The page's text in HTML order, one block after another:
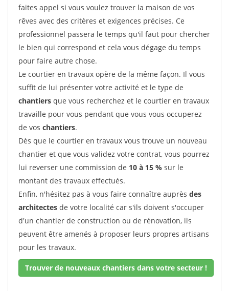
faites appel si vous voulez trouver la maison de vos
rêves avec des critères et exigences précises. Ce
professionnel passera le temps qu'il faut pour chercher
le bien qui correspond et cela vous dégage du temps
pour faire autre chose.
Le courtier en travaux opère de la même façon. Il vous
suffit de lui présenter votre activité et le type de
chantiers que vous recherchez et le courtier en travaux
travaille pour vous pendant que vous vous occuperez
de vos chantiers.
Dès que le courtier en travaux vous trouve un nouveau
chantier et que vous validez votre contrat, vous pourrez
lui reverser une commission de 10 à 15 % sur le
montant des travaux effectués.
Enfin, n'hésitez pas à vous faire connaître auprès des
architectes de votre localité car s'ils doivent s'occuper
d'un chantier de construction ou de rénovation, ils
peuvent être amenés à proposer leurs propres artisans
pour les travaux.
Trouver de nouveaux chantiers dans votre secteur !